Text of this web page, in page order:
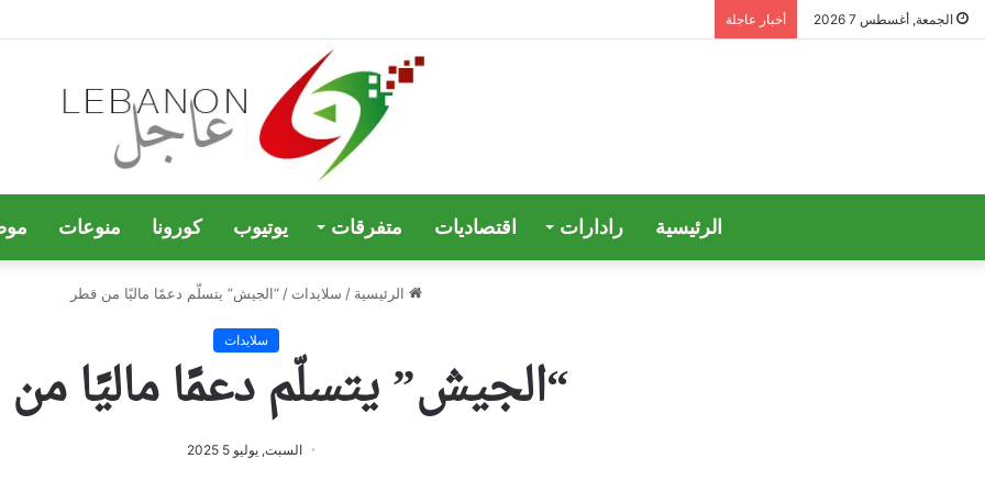
الجمعة, أغسطس 7 2026 أخبار عاجلة
الرئيسية رادارات اقتصاديات متفرقات يوتيوب كورونا منوعات
الرئيسية / سلايدات / “الجيش” يتسلّم دعمًا ماليًا من قطر
سلايدات
“الجيش” يتسلّم دعمًا ماليًا
السبت, يوليو 5 2025